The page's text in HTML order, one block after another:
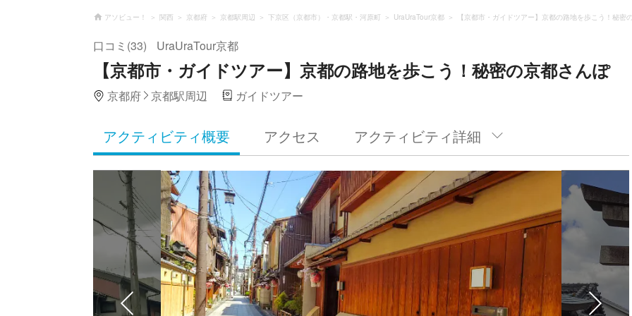
アソビュー！ 関西 京都府 京都駅周辺 下京区（京都市）・京都駅・河原町 UraUraTour京都 【京都市・ガイドツアー】京都の路地を歩こう！秘密
口コミ(33) UraUraTour京都
【京都市・ガイドツアー】京都の路地を歩こう！秘密の京都さんぽ
京都府 京都駅周辺 ガイドツアー
アクティビティ概要 アクセス アクティビティ詳細